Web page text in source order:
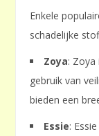
Enkele
schadelijke
Zoya:
gebruik van
bieden een
Essie: